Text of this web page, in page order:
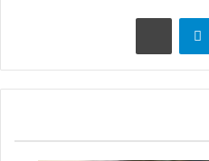
تيلقرام مشاركة عبر البريد